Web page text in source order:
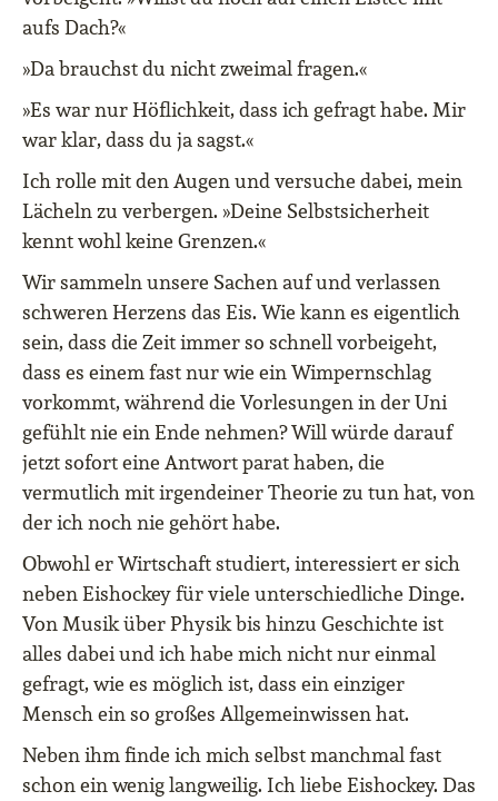
aufs Dach?«
»Da brauchst du nicht zweimal fragen.«
»Es war nur Höflichkeit, dass ich gefragt habe. Mir
war klar, dass du ja sagst.«
Ich rolle mit den Augen und versuche dabei, mein
Lächeln zu verbergen. »Deine Selbstsicherheit
kennt wohl keine Grenzen.«
Wir sammeln unsere Sachen auf und verlassen
schweren Herzens das Eis. Wie kann es eigentlich
sein, dass die Zeit immer so schnell vorbeigeht,
dass es einem fast nur wie ein Wimpernschlag
vorkommt, während die Vorlesungen in der Uni
gefühlt nie ein Ende nehmen? Will würde darauf
jetzt sofort eine Antwort parat haben, die
vermutlich mit irgendeiner Theorie zu tun hat, von
der ich noch nie gehört habe.
Obwohl er Wirtschaft studiert, interessiert er sich
neben Eishockey für viele unterschiedliche Dinge.
Von Musik über Physik bis hinzu Geschichte ist
alles dabei und ich habe mich nicht nur einmal
gefragt, wie es möglich ist, dass ein einziger
Mensch ein so großes Allgemeinwissen hat.
Neben ihm finde ich mich selbst manchmal fast
schon ein wenig langweilig. Ich liebe Eishockey. Das